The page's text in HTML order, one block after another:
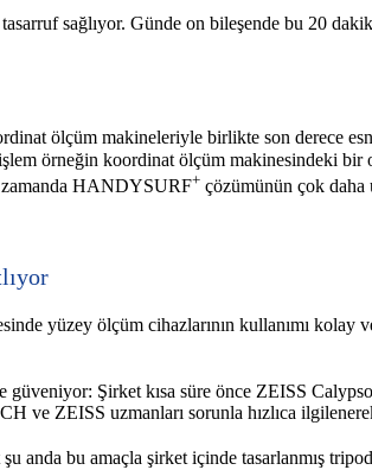
sağlıyor. Günde on bileşende bu 20
ölçüm makineleriyle birlikte son derece
örneğin koordinat ölçüm makinesindeki
zamanda HANDYSURF+ çözümünün çok
yüzey ölçüm cihazlarının kullanımı
güveniyor: Şirket kısa süre önce ZEISS
ve ZEISS uzmanları sorunla hızlıca
anda bu amaçla şirket içinde tasarlanmış